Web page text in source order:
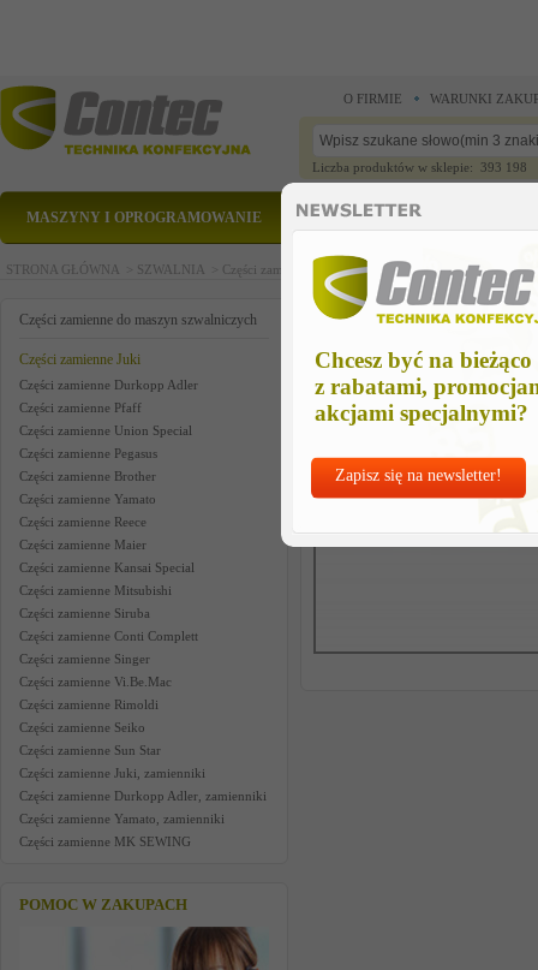
Chcesz być na bieżąco
z rabatami,
akcjami specjalnymi?
Zapisz się na newsletter!
O FIRMIE WARUNKI
Liczba produktów w sklepie: 393 198
MASZYNY I OPROGRAMOWANIE CZĘŚCI ZAMIENNE
STRONA GŁÓWNA > SZWALNIA > Części zamienne do maszyn szwalniczych >Części
Części zamienne do maszyn szwalniczych
Części zamienne Juki
Części zamienne Durkopp Adler
Części zamienne Pfaff
Części zamienne Union Special
Części zamienne Pegasus
Części zamienne Brother
Części zamienne Yamato
Części zamienne Reece
Części zamienne Maier
Części zamienne Kansai Special
Części zamienne Mitsubishi
Części zamienne Siruba
Części zamienne Conti Complett
Części zamienne Singer
Części zamienne Vi.Be.Mac
Części zamienne Rimoldi
Części zamienne Seiko
Części zamienne Sun Star
Części zamienne Juki, zamienniki
Części zamienne Durkopp Adler, zamienniki
Części zamienne Yamato, zamienniki
Części zamienne MK SEWING
POMOC W ZAKUPACH
led red